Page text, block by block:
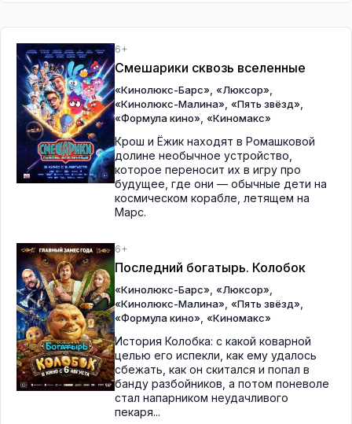
6+
Смешарики сквозь вселенные
«Кинолюкс-Барс», «Люксор»,
«Кинолюкс-Малина», «Пять звёзд»,
«Формула кино», «Киномакс»
Крош и Ёжик находят в Ромашковой
долине необычное устройство,
которое переносит их в игру про
будущее, где они — обычные дети на
космическом корабле, летящем на
Марс.
6+
Последний богатырь. Колобок
«Кинолюкс-Барс», «Люксор»,
«Кинолюкс-Малина», «Пять звёзд»,
«Формула кино», «Киномакс»
История Колобка: с какой коварной
целью его испекли, как ему удалось
сбежать, как он скитался и попал в
банду разбойников, а потом поневоле
стал напарником неудачливого
пекаря...